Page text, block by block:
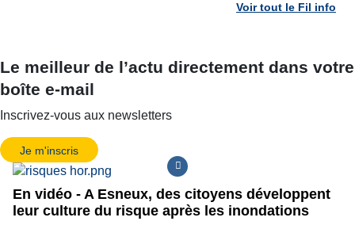
Voir tout le Fil info
Le meilleur de l’actu directement dans votre
boîte e-mail
Inscrivez-vous aux newsletters
Je m'inscris
En vidéo - A Esneux, des citoyens développent
leur culture du risque après les inondations